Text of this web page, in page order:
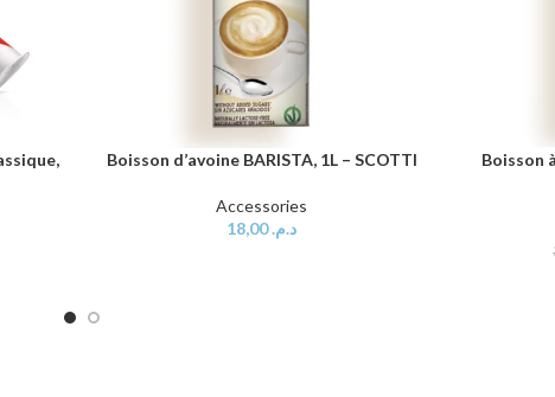
AJOUTER AU PANIER
Boisson d’avoine BARISTA, 1L – SCOTTI
Accessories
د.م.18,00
AJOUTER
Boisson